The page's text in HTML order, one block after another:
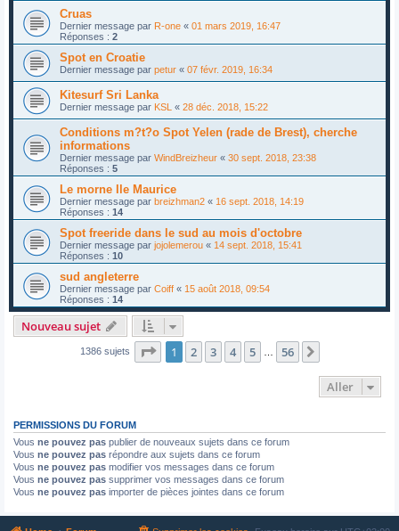
Cruas
Dernier message par R-one « 01 mars 2019, 16:47
Réponses : 2
Spot en Croatie
Dernier message par petur « 07 févr. 2019, 16:34
Kitesurf Sri Lanka
Dernier message par KSL « 28 déc. 2018, 15:22
Conditions m?t?o Spot Yelen (rade de Brest), cherche
informations
Dernier message par WindBreizheur « 30 sept. 2018, 23:38
Réponses : 5
Le morne Ile Maurice
Dernier message par breizhman2 « 16 sept. 2018, 14:19
Réponses : 14
Spot freeride dans le sud au mois d'octobre
Dernier message par jojolemerou « 14 sept. 2018, 15:41
Réponses : 10
sud angleterre
Dernier message par Coiff « 15 août 2018, 09:54
Réponses : 14
Nouveau sujet
1386 sujets Page 1sur56
1 2 3 4 5 56
Aller
PERMISSIONS DU FORUM
Vous ne pouvez pas publier de nouveaux sujets dans ce forum
Vous ne pouvez pas répondre aux sujets dans ce forum
Vous ne pouvez pas modifier vos messages dans ce forum
Vous ne pouvez pas supprimer vos messages dans ce forum
Vous ne pouvez pas importer de pièces jointes dans ce forum